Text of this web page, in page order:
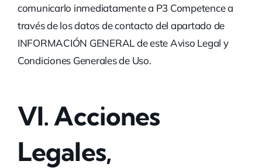
comunicarlo inmediatamente a P3 Competence a
través de los datos de contacto del apartado de
INFORMACIÓN GENERAL de este Aviso Legal y
Condiciones Generales de Uso.
VI.Acciones
Legales,